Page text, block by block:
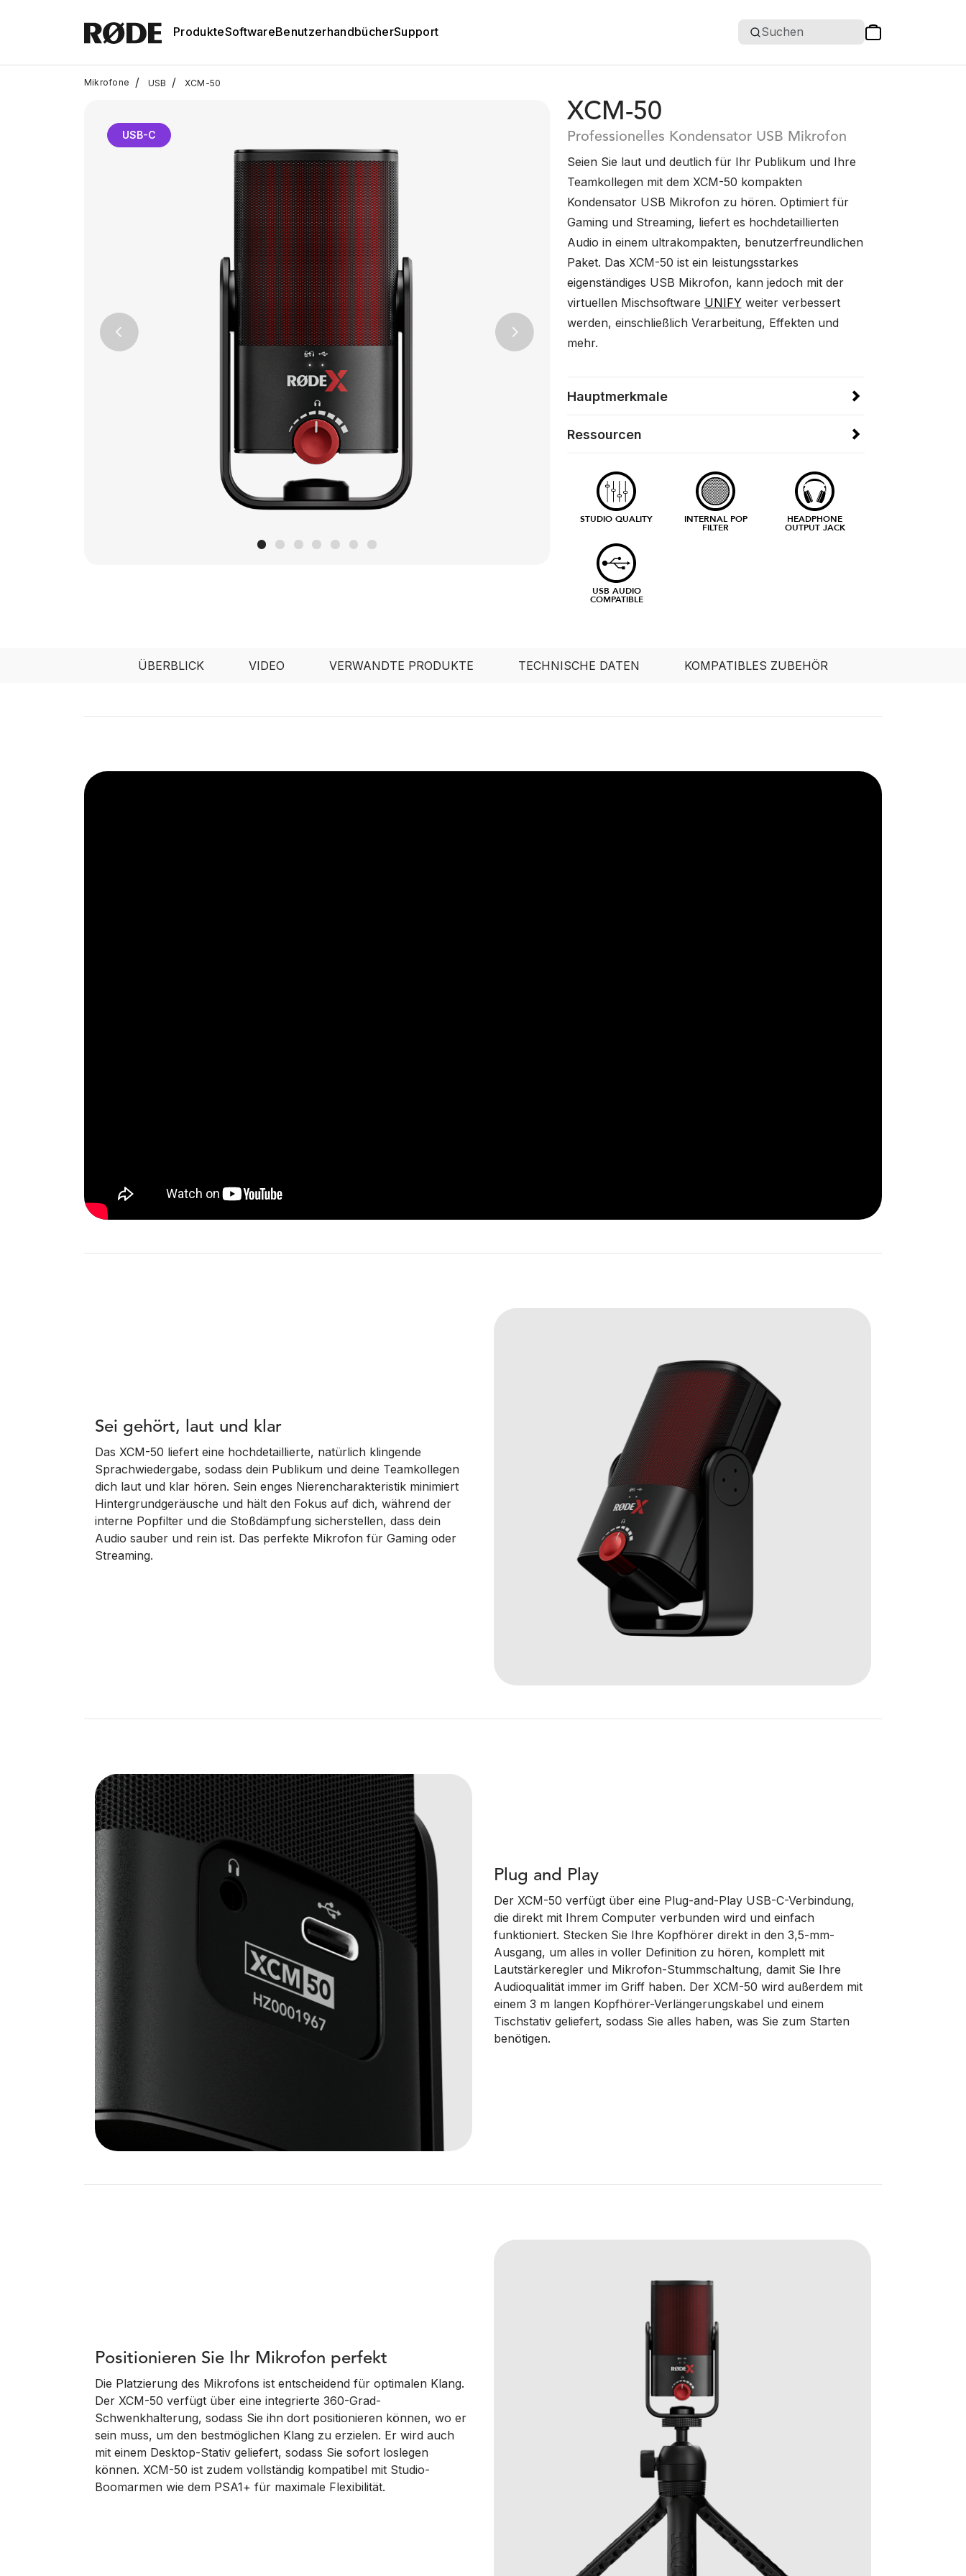
ProdukteSoftwareBenutzerhandbücherSupport Suchen
Mikrofone / USB / XCM-50
Previous Next
USB-C
XCM-50
Professionelles Kondensator USB Mikrofon
Seien Sie laut und deutlich für Ihr Publikum und Ihre
Teamkollegen mit dem XCM-50 kompakten
Kondensator USB Mikrofon zu hören. Optimiert für
Gaming und Streaming, liefert es hochdetaillierten
Audio in einem ultrakompakten, benutzerfreundlichen
Paket. Das XCM-50 ist ein leistungsstarkes
eigenständiges USB Mikrofon, kann jedoch mit der
virtuellen Mischsoftware UNIFYweiter verbessert
werden, einschließlich Verarbeitung, Effekten und
mehr.
Hauptmerkmale
Ressourcen
STUDIO QUALITY INTERNAL POP
FILTER
HEADPHONE
OUTPUT JACK
USB AUDIO
COMPATIBLE
ÜBERBLICK VIDEO VERWANDTE PRODUKTE TECHNISCHE DATEN KOMPATIBLES ZUBEHÖR
Sei gehört, laut und klar
Das XCM-50 liefert eine hochdetaillierte, natürlich klingende
Sprachwiedergabe, sodass dein Publikum und deine Teamkollegen
dich laut und klar hören. Sein enges Nierencharakteristik minimiert
Hintergrundgeräusche und hält den Fokus auf dich, während der
interne Popfilter und die Stoßdämpfung sicherstellen, dass dein
Audio sauber und rein ist. Das perfekte Mikrofon für Gaming oder
Streaming.
Plug and Play
Der XCM-50 verfügt über eine Plug-and-Play USB-C-Verbindung,
die direkt mit Ihrem Computer verbunden wird und einfach
funktioniert. Stecken Sie Ihre Kopfhörer direkt in den 3,5-mm-
Ausgang, um alles in voller Definition zu hören, komplett mit
Lautstärkeregler und Mikrofon-Stummschaltung, damit Sie Ihre
Audioqualität immer im Griff haben. Der XCM-50 wird außerdem mit
einem 3 m langen Kopfhörer-Verlängerungskabel und einem
Tischstativ geliefert, sodass Sie alles haben, was Sie zum Starten
benötigen.
Positionieren Sie Ihr Mikrofon perfekt
Die Platzierung des Mikrofons ist entscheidend für optimalen Klang.
Der XCM-50 verfügt über eine integrierte 360-Grad-
Schwenkhalterung, sodass Sie ihn dort positionieren können, wo er
sein muss, um den bestmöglichen Klang zu erzielen. Er wird auch
mit einem Desktop-Stativ geliefert, sodass Sie sofort loslegen
können. XCM-50 ist zudem vollständig kompatibel mit Studio-
Boomarmen wie dem PSA1+ für maximale Flexibilität.